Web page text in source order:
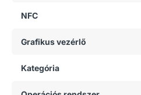
NFC
Grafikus vezérlő
Kategória